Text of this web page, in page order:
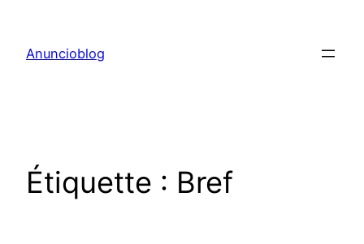
contenu
Anuncioblog
Étiquette : Bref